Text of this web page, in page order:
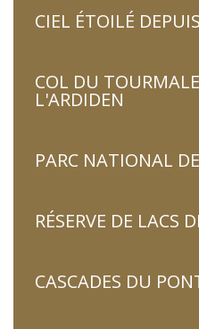
CIEL ÉTOILÉ
COL DU
L'ARDIDEN
PARC NATIONAL
RÉSERVE DE LACS
CASCADES DU